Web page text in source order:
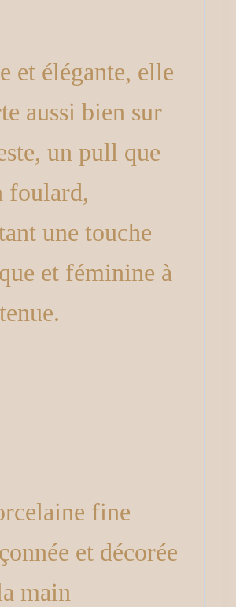
et élégante, elle
aussi bien sur
un pull que
foulard,
une touche
et féminine à
fine
et décorée
main